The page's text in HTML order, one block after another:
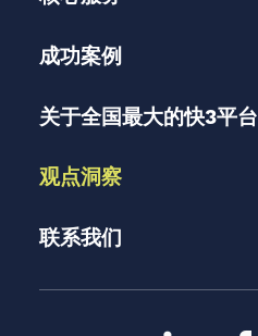
成功案例
关于全国最大的快3平台
观点洞察
联系我们